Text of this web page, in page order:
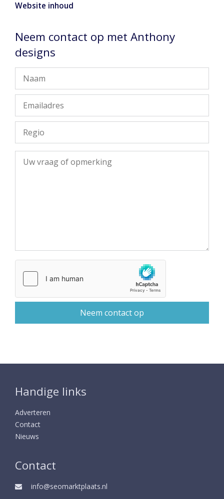
Website inhoud
Neem contact op met Anthony
designs
Handige links
Adverteren
Contact
Nieuws
Contact
info@seomarktplaats.nl